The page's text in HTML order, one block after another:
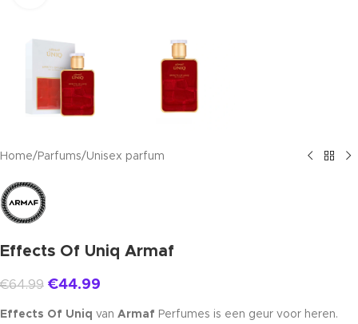
Home/ Parfums/Unisex parfum
Effects Of Uniq Armaf
€64.99 €44.99
Effects Of Uniq van Armaf Perfumes is een geur voor heren.